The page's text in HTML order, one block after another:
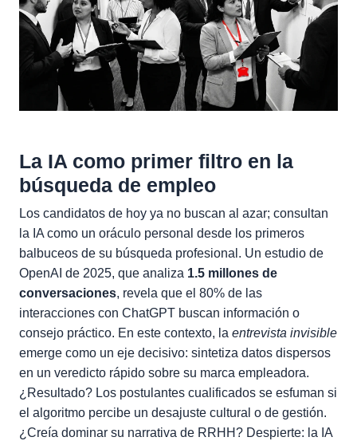
La IA como primer filtro en la
búsqueda de empleo
Los candidatos de hoy ya no buscan al azar; consultan
la IA como un oráculo personal desde los primeros
balbuceos de su búsqueda profesional. Un estudio de
OpenAI de 2025, que analiza 1.5 millones de
conversaciones, revela que el 80% de las
interacciones con ChatGPT buscan información o
consejo práctico. En este contexto, la entrevista invisible
emerge como un eje decisivo: sintetiza datos dispersos
en un veredicto rápido sobre su marca empleadora.
¿Resultado? Los postulantes cualificados se esfuman si
el algoritmo percibe un desajuste cultural o de gestión.
¿Creía dominar su narrativa de RRHH? Despierte: la IA